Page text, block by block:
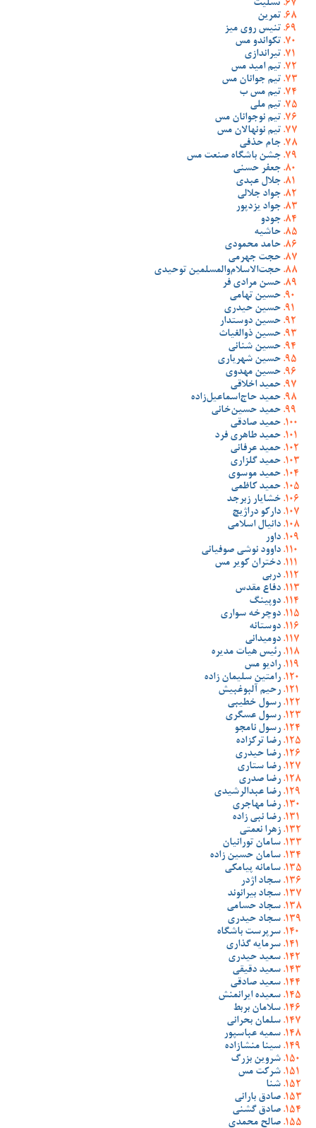
تسلیت
تمرین
تنیس روی میز
تکواندو مس
تیراندازی
تیم امید مس
تیم جوانان مس
تیم مس ب
تیم ملی
تیم نوجوانان مس
تیم نونهالان مس
جام حذفی
جشن باشگاه صنعت مس
جعفر حسنی
جلال عبدی
جواد جلالی
جواد یزدپور
جودو
حاشیه
حامد محمودی
حجت جهرمی
حجت‌الاسلام‌والمسلمین توحیدی
حسن مرادی فر
حسین تهامی
حسین حیدری
حسین دوستدار
حسین ذوالغیاث
حسین شنانی
حسین شهریاری
حسین مهدوی
حمید اخلاقی
حمید حاج‌اسماعیل‌زاده
حمید حسین‌خانی
حمید صادقی
حمید طاهری فرد
حمید عرفانی
حمید گلزاری
حمید موسوی
حمید کاظمی
خشایار زبرجد
دارکو دراژیچ
دانیال اسلامی
داور
داوود نوشی صوفیانی
دختران کویر مس
دربی
دفاع مقدس
دوپینگ
دوچرخه سواری
دوستانه
دومیدانی
رئیس هیات مدیره
رادیو مس
رامتین سلیمان زاده
رحیم آلبوغبیش
رسول خطیبی
رسول عسگری
رسول نامجو
رضا ترکزاده
رضا حیدری
رضا ستاری
رضا صدری
رضا عبدالرشیدی
رضا مهاجری
رضا نبی زاده
زهرا نعمتی
سامان تورانیان
سامان حسین زاده
سامانه پیامکی
سجاد اژدر
سجاد بیرانوند
سجاد حسامی
سجاد حیدری
سرپرست باشگاه
سرمایه گذاری
سعید حیدری
سعید دقیقی
سعید صادقی
سعیده ایرانمنش
سلامان بربط
سلمان بحرانی
سمیه عباسپور
سینا منشازاده
شروین بزرگ
شرکت مس
شنا
صادق بارانی
صادق گشنی
صالح محمدی